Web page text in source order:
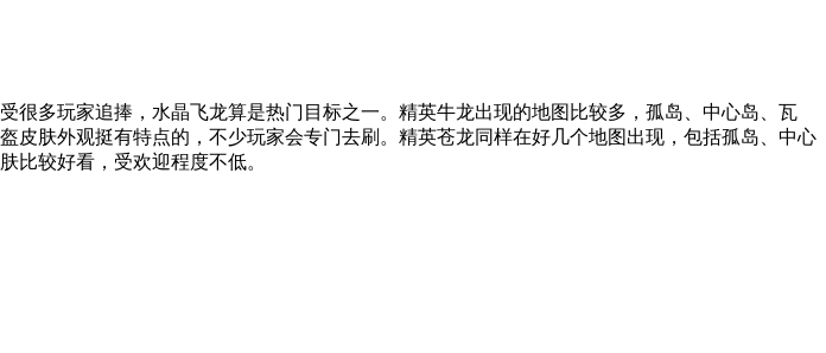
多玩家追捧，水晶飞龙算是热门目标之一。精英牛龙出现的地图比较多，孤岛、中心岛、瓦
肤外观挺有特点的，不少玩家会专门去刷。精英苍龙同样在好几个地图出现，包括孤岛、中心
比较好看，受欢迎程度不低。